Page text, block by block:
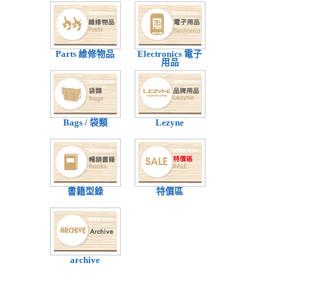
Parts 維修物品
Electronics 電子
用品
Bags / 袋類 Lezyne
書籍型錄 特價區
archive